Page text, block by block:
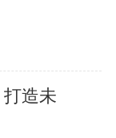
造未